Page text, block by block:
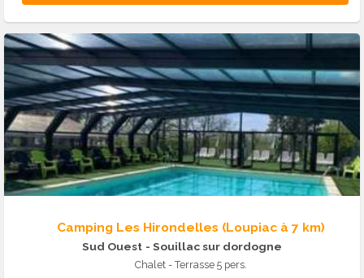
Camping Les Hirondelles (Loupiac à 7 km)
Sud Ouest - Souillac sur dordogne
Chalet - Terrasse 5 pers.